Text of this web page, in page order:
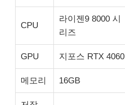
CPU
라이젠9 8000 시
리즈
GPU 지포스 RTX 4060
메모리 16GB